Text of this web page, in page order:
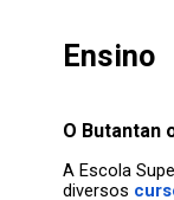
Ensino
O Butantan
A Escola
diversos